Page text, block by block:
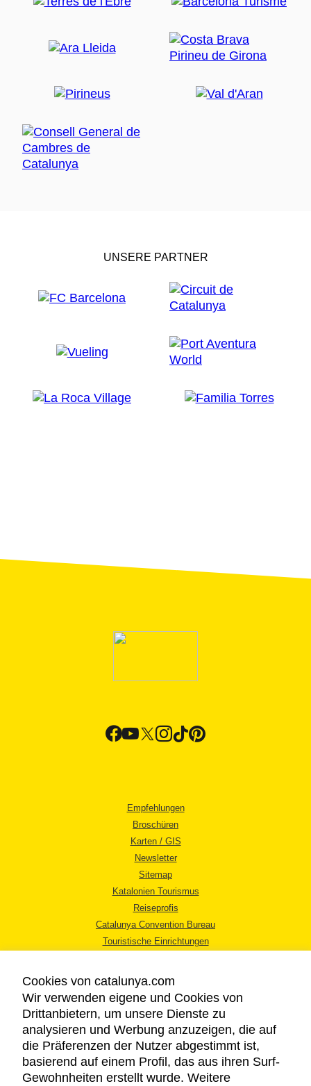
UNSERE PARTNER
Empfehlungen
Broschüren
Karten / GIS
Newsletter
Sitemap
Katalonien Tourismus
Reiseprofis
Catalunya Convention Bureau
Touristische Einrichtungen
RECHTLICHER HINWEIS
DATENSCHUTZICHTLINIE
Cookies von catalunya.com
Wir verwenden eigene und Cookies von
Drittanbietern, um unsere Dienste zu
analysieren und Werbung anzuzeigen, die auf
die Präferenzen der Nutzer abgestimmt ist,
basierend auf einem Profil, das aus ihren Surf-
Gewohnheiten erstellt wurde. Weitere